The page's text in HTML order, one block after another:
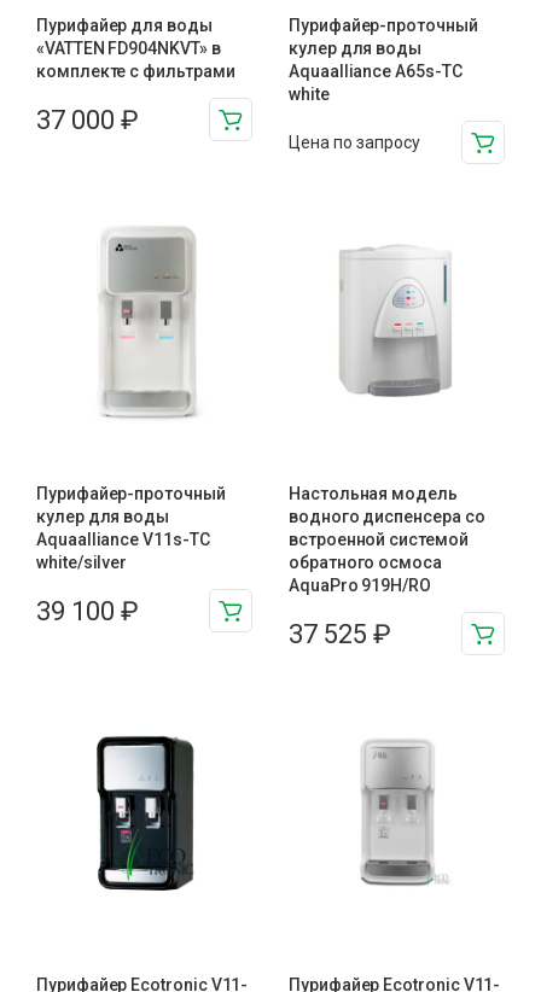
Пурифайер для воды
«VATTEN FD904NKVT» в
комплекте с фильтрами
37 000 ₽
Пурифайер-проточный
кулер для воды
Aquaalliance A65s-TC
white
Цена по запросу
Пурифайер-проточный
кулер для воды
Aquaalliance V11s-TC
white/silver
39 100 ₽
Настольная модель
водного диспенсера со
встроенной системой
обратного осмоса
AquaPro 919H/RO
37 525 ₽
Пурифайер Ecotronic V11-
Пурифайер Ecotronic V11-